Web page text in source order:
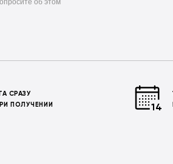
об этом
СРАЗУ
ПОЛУЧЕНИИ